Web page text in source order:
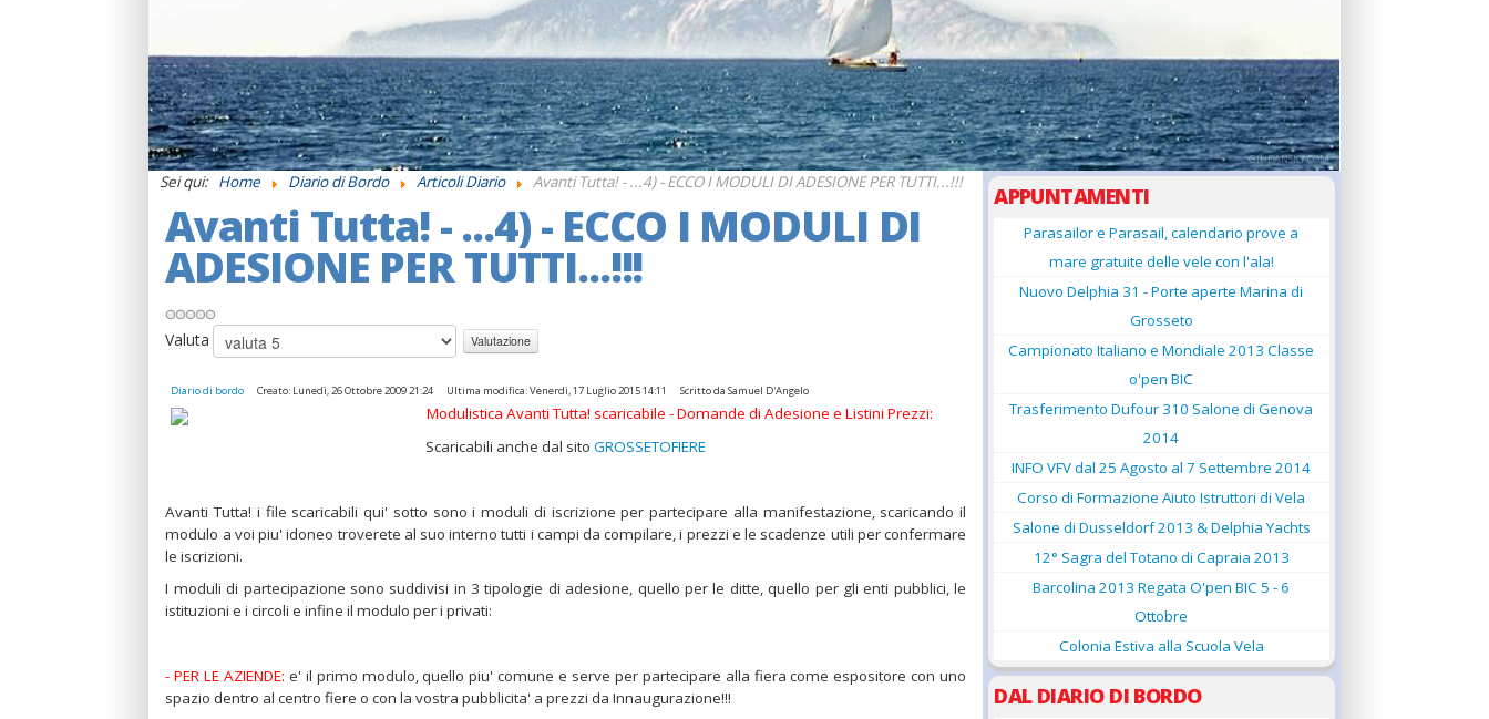
GIUDANSKY.COM
Sei qui: Home Diario di Bordo Articoli Diario Avanti Tutta! - ...4) - ECCO I MODULI DI ADESIONE PER TUTTI...!!!
Avanti Tutta! - ...4) - ECCO I MODULI DI
ADESIONE PER TUTTI...!!!
Valuta
Diario di bordo Creato: Lunedì, 26 Ottobre 2009 21:24 Ultima modifica: Venerdì, 17 Luglio 2015 14:11 Scritto da Samuel D'Angelo
Modulistica Avanti Tutta! scaricabile - Domande di Adesione e Listini Prezzi:
Scaricabili anche dal sitoGROSSETOFIERE
Avanti Tutta! i file scaricabili qui' sotto sono i moduli di iscrizione per partecipare alla manifestazione, scaricando il
modulo a voi piu' idoneo troverete al suo interno tutti i campi da compilare, i prezzi e le scadenze utili per confermare
le iscrizioni.
I moduli di partecipazione sono suddivisi in 3 tipologie di adesione, quello per le ditte, quello per gli enti pubblici, le
istituzioni e i circoli e infine il modulo per i privati:
- PER LE AZIENDE: e' il primo modulo, quello piu' comune e serve per partecipare alla fiera come espositore con uno
spazio dentro al centro fiere o con la vostra pubblicita' a prezzi da Innaugurazione!!!
APPUNTAMENTI
Parasailor e Parasail, calendario prove a
mare gratuite delle vele con l'ala!
Nuovo Delphia 31 - Porte aperte Marina di
Grosseto
Campionato Italiano e Mondiale 2013 Classe
o'pen BIC
Trasferimento Dufour 310 Salone di Genova
2014
INFO VFV dal 25 Agosto al 7 Settembre 2014
Corso di Formazione Aiuto Istruttori di Vela
Salone di Dusseldorf 2013 & Delphia Yachts
12° Sagra del Totano di Capraia 2013
Barcolina 2013 Regata O'pen BIC 5 - 6
Ottobre
Colonia Estiva alla Scuola Vela
DAL DIARIO DI BORDO